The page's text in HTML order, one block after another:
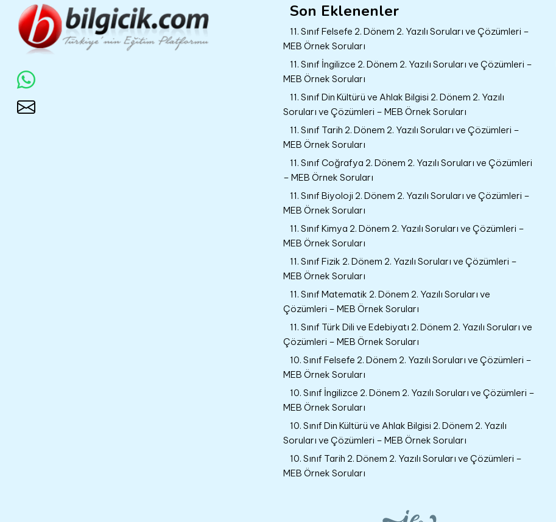
Son Eklenenler
11. Sınıf Felsefe 2. Dönem 2. Yazılı Soruları ve Çözümleri –
MEB Örnek Soruları
11. Sınıf İngilizce 2. Dönem 2. Yazılı Soruları ve Çözümleri –
MEB Örnek Soruları
11. Sınıf Din Kültürü ve Ahlak Bilgisi 2. Dönem 2. Yazılı
Soruları ve Çözümleri – MEB Örnek Soruları
11. Sınıf Tarih 2. Dönem 2. Yazılı Soruları ve Çözümleri –
MEB Örnek Soruları
11. Sınıf Coğrafya 2. Dönem 2. Yazılı Soruları ve Çözümleri
– MEB Örnek Soruları
11. Sınıf Biyoloji 2. Dönem 2. Yazılı Soruları ve Çözümleri –
MEB Örnek Soruları
11. Sınıf Kimya 2. Dönem 2. Yazılı Soruları ve Çözümleri –
MEB Örnek Soruları
11. Sınıf Fizik 2. Dönem 2. Yazılı Soruları ve Çözümleri –
MEB Örnek Soruları
11. Sınıf Matematik 2. Dönem 2. Yazılı Soruları ve
Çözümleri – MEB Örnek Soruları
11. Sınıf Türk Dili ve Edebiyatı 2. Dönem 2. Yazılı Soruları ve
Çözümleri – MEB Örnek Soruları
10. Sınıf Felsefe 2. Dönem 2. Yazılı Soruları ve Çözümleri –
MEB Örnek Soruları
10. Sınıf İngilizce 2. Dönem 2. Yazılı Soruları ve Çözümleri –
MEB Örnek Soruları
10. Sınıf Din Kültürü ve Ahlak Bilgisi 2. Dönem 2. Yazılı
Soruları ve Çözümleri – MEB Örnek Soruları
10. Sınıf Tarih 2. Dönem 2. Yazılı Soruları ve Çözümleri –
MEB Örnek Soruları